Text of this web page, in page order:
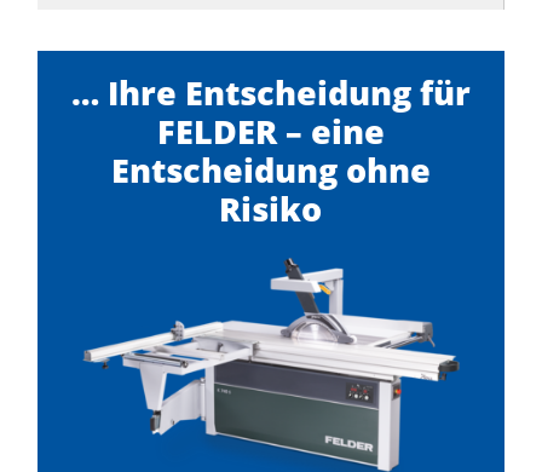
… Ihre Entscheidung für
FELDER – eine
Entscheidung ohne
Risiko